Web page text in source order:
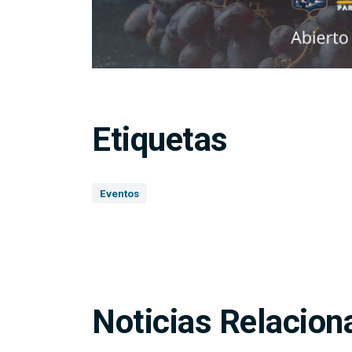
Etiquetas
Eventos
Noticias